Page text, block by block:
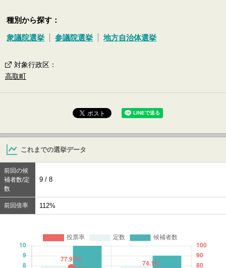
種別から探す：
衆議院選挙 参議院選挙 地方自治体選挙
対象行政区 ：
高取町
これまでの選挙データ
前回の候
補者数/定
数
9 / 8
前回倍率 112%